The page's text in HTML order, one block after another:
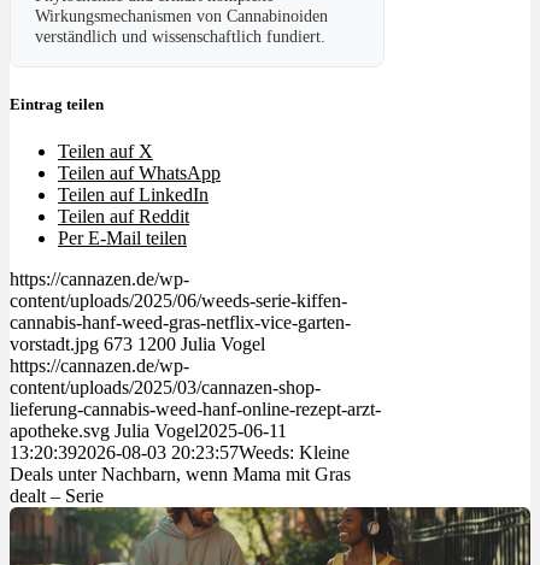
Wirkungsmechanismen von Cannabinoiden
verständlich und wissenschaftlich fundiert.
Eintrag teilen
Teilen auf X
Teilen auf WhatsApp
Teilen auf LinkedIn
Teilen auf Reddit
Per E-Mail teilen
https://cannazen.de/wp-
content/uploads/2025/06/weeds-serie-kiffen-
cannabis-hanf-weed-gras-netflix-vice-garten-
vorstadt.jpg 673 1200 Julia Vogel
https://cannazen.de/wp-
content/uploads/2025/03/cannazen-shop-
lieferung-cannabis-weed-hanf-online-rezept-arzt-
apotheke.svg Julia Vogel2025-06-11
13:20:392026-08-03 20:23:57Weeds: Kleine
Deals unter Nachbarn, wenn Mama mit Gras
dealt – Serie